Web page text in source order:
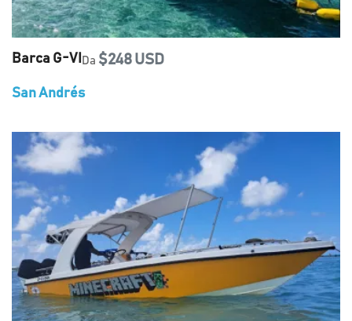
Barca G-VI Da $248 USD
San Andrés